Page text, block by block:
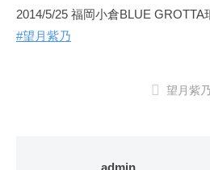
2014/5/25 福岡小倉BLUE GROTTA
#望月紫乃
望月紫乃
admin